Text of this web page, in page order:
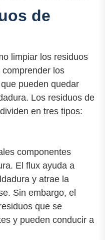
de
limpiar los residuos
los
pueden quedar
Los residuos de
en tres tipos:
componentes
El flux ayuda a
y atrae la
Sin embargo, el
que se
y pueden conducir a